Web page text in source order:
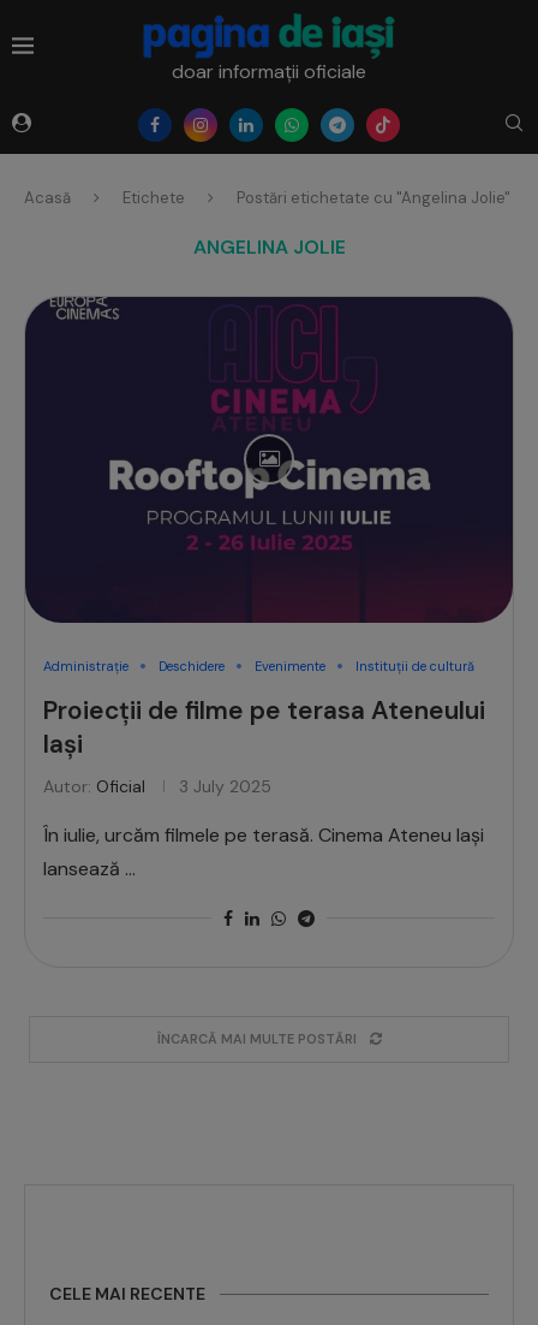
doar informații oficiale
Acasă Etichete Postări etichetate cu "Angelina Jolie"
ANGELINA JOLIE
Administrație Deschidere Evenimente Instituții de cultură
Proiecții de filme pe terasa Ateneului
Iași
Autor: Oficial 3 July 2025
În iulie, urcăm filmele pe terasă. Cinema Ateneu Iași
lansează …
ÎNCARCĂ MAI MULTE POSTĂRI
CELE MAI RECENTE